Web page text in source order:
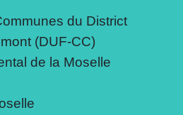
du District
(DUF-CC)
de la Moselle